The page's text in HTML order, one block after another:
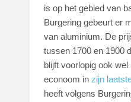
is op het gebied van
Burgering gebeurt er
van aluminium. De
tussen 1700 en 1900
blijft voorlopig ook
econoom inzijn
heeft volgens